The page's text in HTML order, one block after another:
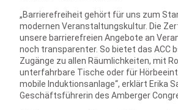
„Barrierefreiheit gehört für uns zum
modernen Veranstaltungskultur. Die
unsere barrierefreien Angebote an
noch transparenter. So bietet das ACC
Zugänge zu allen Räumlichkeiten, mit
unterfahrbare Tische oder für
mobile Induktionsanlage“, erklärt Erika
Geschäftsführerin des Amberger